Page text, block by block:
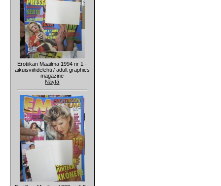
Erotiikan Maailma 1994 nr 1 -
aikuisviihdelehti / adult graphics
magazine
Näytä